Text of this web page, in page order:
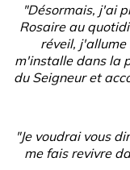
"Désormais, j'ai
Rosaire au
réveil,
m'installe dans la
du Seigneur et
"Je voudrai vous
me fais revivre